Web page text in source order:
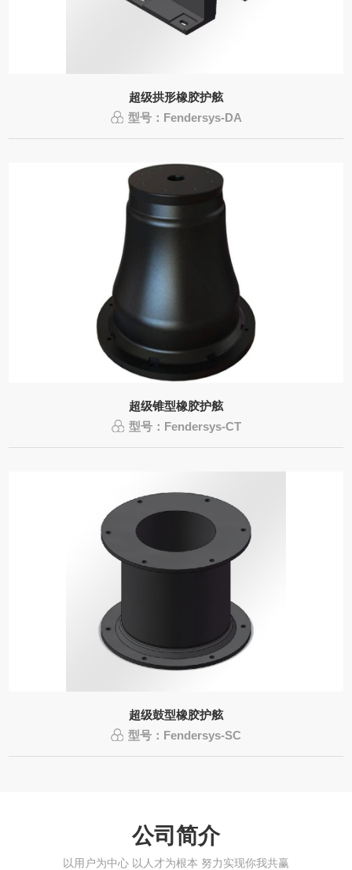
超级拱形橡胶护舷
型号：Fendersys-DA
超级锥型橡胶护舷
型号：Fendersys-CT
超级鼓型橡胶护舷
型号：Fendersys-SC
公司简介
以用户为中心 以人才为根本 努力实现你我共赢